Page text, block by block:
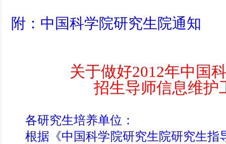
附：中国科学院研究生院通知
关于做好2012年中国
招生导师信息维护
各研究生培养单位：
根据《中国科学院研究生院研究生指